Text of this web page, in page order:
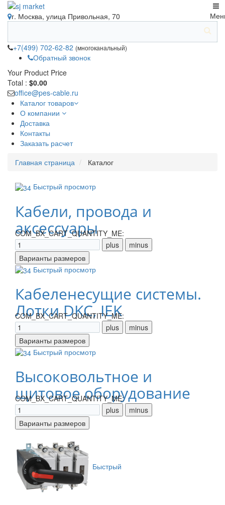
г. Москва, улица Привольная, 70
+7(499) 702-62-82 (многоканальный)
Обратный звонок
Your Product Price
Total : $0.00
office@pes-cable.ru
Каталог товаров
О компании
Доставка
Контакты
Заказать расчет
Главная страница Каталог
Быстрый просмотр
Кабели, провода и
аксессуары
COM_BX_CART_QUANTITY_ME:
Быстрый просмотр
Кабеленесущие системы.
Лотки DKC, IEK
COM_BX_CART_QUANTITY_ME:
Быстрый просмотр
Высоковольтное и
щитовое оборудование
COM_BX_CART_QUANTITY_ME:
Быстрый